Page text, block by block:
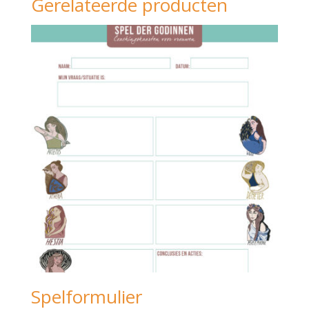
Gerelateerde producten
Spelformulier